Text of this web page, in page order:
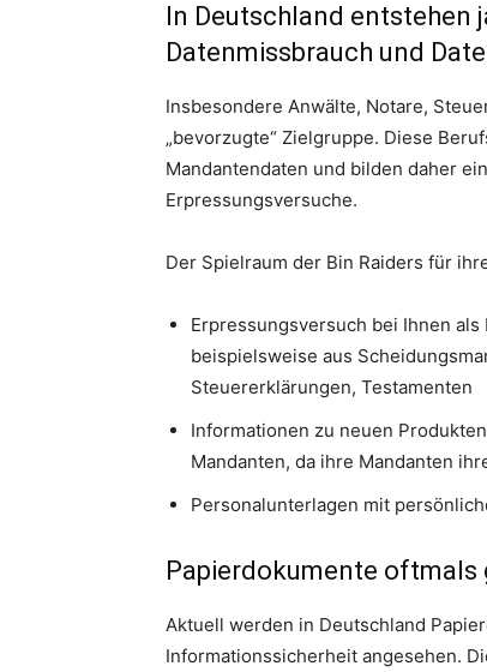
In Deutschland entstehen
Datenmissbrauch und
Insbesondere Anwälte, Notare,
„bevorzugte“ Zielgruppe. Diese
Mandantendaten und bilden daher
Erpressungsversuche.
Der Spielraum der Bin Raiders für
Erpressungsversuch bei Ihnen
beispielsweise aus
Steuererklärungen, Testamenten
Informationen zu neuen
Mandanten, da ihre Mandanten
Personalunterlagen mit
Papierdokumente
Aktuell werden in Deutschland
Informationssicherheit angesehen.